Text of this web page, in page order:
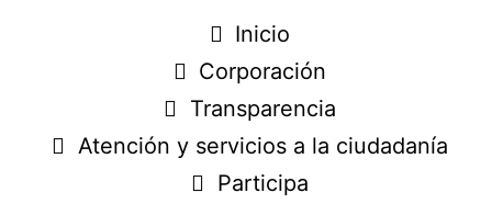
Inicio
Corporación
Transparencia
Atención y servicios a la ciudadanía
Participa